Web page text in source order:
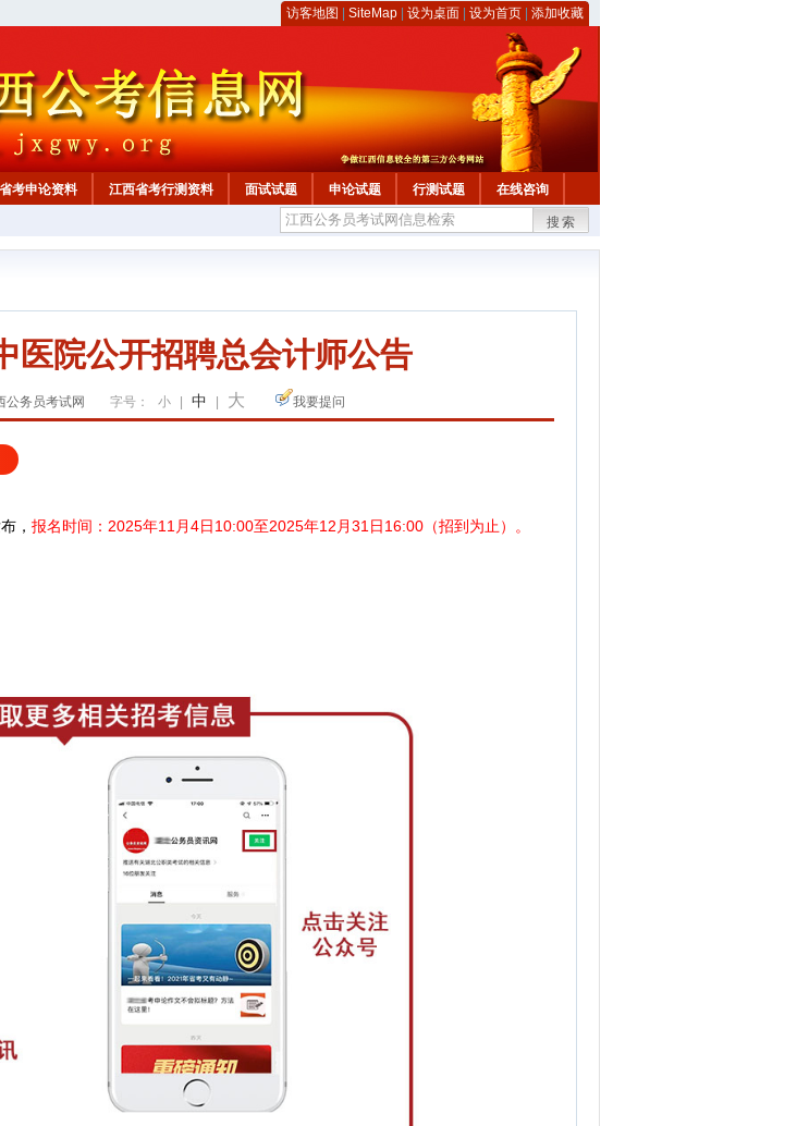
访客地图 SiteMap 设为桌面 设为首页 添加收藏
考申论资料 江西省考行测资料 面试试题 申论试题 行测试题 在线咨询
搜索
医院公开招聘总会计师公告
公务员考试网 字号： 小 中 大 我要提问
， 报名时间：2025年11月4日10:00至2025年12月31日16:00（招到为止）。